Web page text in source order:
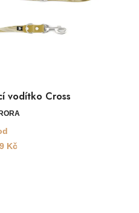
vodítko Cross
Kč